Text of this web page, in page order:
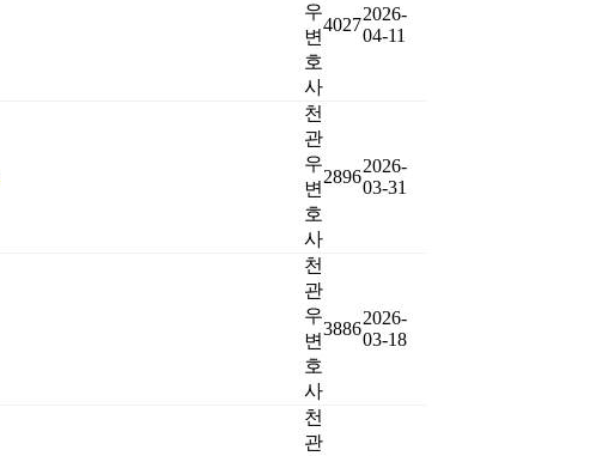
우
변
호
사
4027
2026-
04-11
천
관
우
변
호
사
2896
2026-
03-31
천
관
우
변
호
사
3886
2026-
03-18
천
관